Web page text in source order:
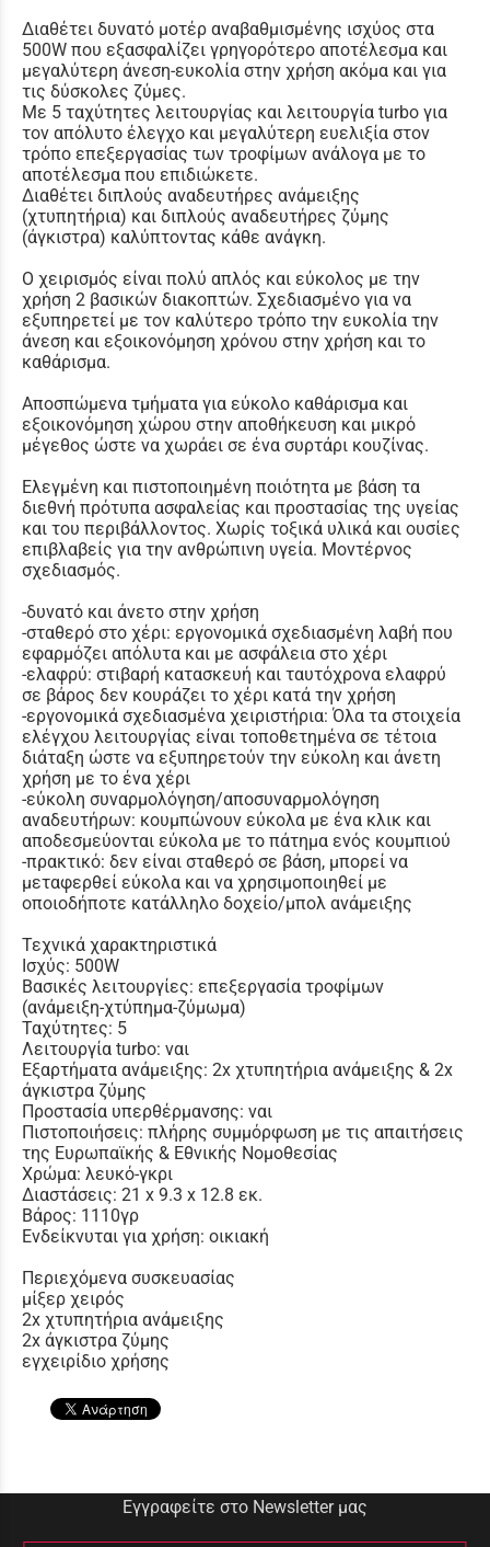
Διαθέτει δυνατό μοτέρ αναβαθμισμένης ισχύος στα
500W που εξασφαλίζει γρηγορότερο αποτέλεσμα και
μεγαλύτερη άνεση-ευκολία στην χρήση ακόμα και για
τις δύσκολες ζύμες.
Με 5 ταχύτητες λειτουργίας και λειτουργία turbo για
τον απόλυτο έλεγχο και μεγαλύτερη ευελιξία στον
τρόπο επεξεργασίας των τροφίμων ανάλογα με το
αποτέλεσμα που επιδιώκετε.
Διαθέτει διπλούς αναδευτήρες ανάμειξης
(χτυπητήρια) και διπλούς αναδευτήρες ζύμης
(άγκιστρα) καλύπτοντας κάθε ανάγκη.
Ο χειρισμός είναι πολύ απλός και εύκολος με την
χρήση 2 βασικών διακοπτών. Σχεδιασμένο για να
εξυπηρετεί με τον καλύτερο τρόπο την ευκολία την
άνεση και εξοικονόμηση χρόνου στην χρήση και το
καθάρισμα.
Αποσπώμενα τμήματα για εύκολο καθάρισμα και
εξοικονόμηση χώρου στην αποθήκευση και μικρό
μέγεθος ώστε να χωράει σε ένα συρτάρι κουζίνας.
Ελεγμένη και πιστοποιημένη ποιότητα με βάση τα
διεθνή πρότυπα ασφαλείας και προστασίας της υγείας
και του περιβάλλοντος. Χωρίς τοξικά υλικά και ουσίες
επιβλαβείς για την ανθρώπινη υγεία. Μοντέρνος
σχεδιασμός.
-δυνατό και άνετο στην χρήση
-σταθερό στο χέρι: εργονομικά σχεδιασμένη λαβή που
εφαρμόζει απόλυτα και με ασφάλεια στο χέρι
-ελαφρύ: στιβαρή κατασκευή και ταυτόχρονα ελαφρύ
σε βάρος δεν κουράζει το χέρι κατά την χρήση
-εργονομικά σχεδιασμένα χειριστήρια: Όλα τα στοιχεία
ελέγχου λειτουργίας είναι τοποθετημένα σε τέτοια
διάταξη ώστε να εξυπηρετούν την εύκολη και άνετη
χρήση με το ένα χέρι
-εύκολη συναρμολόγηση/αποσυναρμολόγηση
αναδευτήρων: κουμπώνουν εύκολα με ένα κλικ και
αποδεσμεύονται εύκολα με το πάτημα ενός κουμπιού
-πρακτικό: δεν είναι σταθερό σε βάση, μπορεί να
μεταφερθεί εύκολα και να χρησιμοποιηθεί με
οποιοδήποτε κατάλληλο δοχείο/μπολ ανάμειξης
Τεχνικά χαρακτηριστικά
Ισχύς: 500W
Βασικές λειτουργίες: επεξεργασία τροφίμων
(ανάμειξη-χτύπημα-ζύμωμα)
Ταχύτητες: 5
Λειτουργία turbo: ναι
Εξαρτήματα ανάμειξης: 2x χτυπητήρια ανάμειξης & 2x
άγκιστρα ζύμης
Προστασία υπερθέρμανσης: ναι
Πιστοποιήσεις: πλήρης συμμόρφωση με τις απαιτήσεις
της Ευρωπαϊκής & Εθνικής Νομοθεσίας
Χρώμα: λευκό-γκρι
Διαστάσεις: 21 x 9.3 x 12.8 εκ.
Βάρος: 1110γρ
Ενδείκνυται για χρήση: οικιακή
Περιεχόμενα συσκευασίας
μίξερ χειρός
2x χτυπητήρια ανάμειξης
2x άγκιστρα ζύμης
εγχειρίδιο χρήσης
Εγγραφείτε στο Newsletter μας